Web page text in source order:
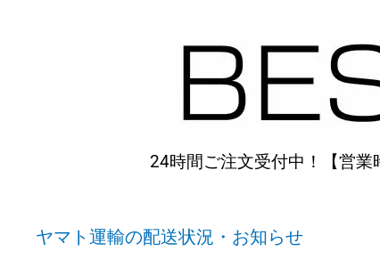
24時間ご注文受付中！【営
ヤマト運輸の配送状況・お知らせ